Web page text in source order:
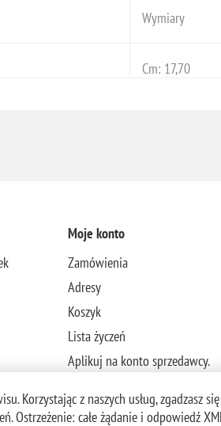
Wymiary
Cm: 17,70
Moje konto
Zamówienia
Adresy
Koszyk
Lista życzeń
Aplikuj na konto sprzedawcy.
Korzystając z naszych usług, zgadzasz
Ostrzeżenie: całe żądanie i odpowiedź